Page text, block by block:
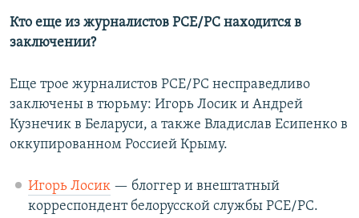
Кто еще из журналистов РСЕ/РС находится в
заключении?
Еще трое журналистов РСЕ/РС несправедливо
заключены в тюрьму: Игорь Лосик и Андрей
Кузнечик в Беларуси, а также Владислав Есипенко в
оккупированном Россией Крыму.
Игорь Лосик— блоггер и внештатный
корреспондент белорусской службы РСЕ/РС.